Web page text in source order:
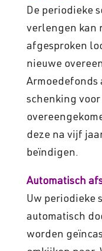
De periodieke
verlengen kan
afgesproken
nieuwe
Armoedefonds
schenking
deze na vijf
beïndigen.
Automatisch
Uw periodieke
automatisch
worden